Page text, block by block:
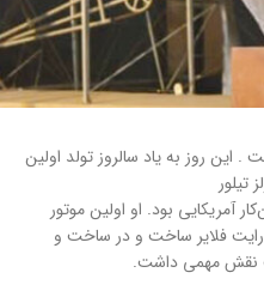
این روز به یاد سالروز تولد اولین
تیلور
آمریکایی بود. او اولین موتور
رایت فلایر ساخت و در ساخت و
نقش مهمی داشت.